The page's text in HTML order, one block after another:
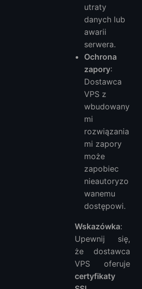
utraty
danych lub
awarii
serwera.
Ochrona
zapory:
Dostawca
VPS z
wbudowany
mi
rozwiązania
mi zapory
może
zapobiec
nieautoryzo
wanemu
dostępowi.
Wskazówka:
Upewnij się,
że dostawca
VPS oferuje
certyfikaty